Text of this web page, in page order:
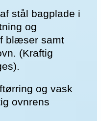
stål bagplade i
og
blæser samt
(Kraftig
og vask
ovnrens